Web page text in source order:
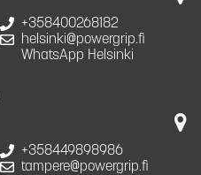
+358400268182
helsinki@powergrip.fi
WhatsApp Helsinki
+358449898986
tampere@powergrip.fi